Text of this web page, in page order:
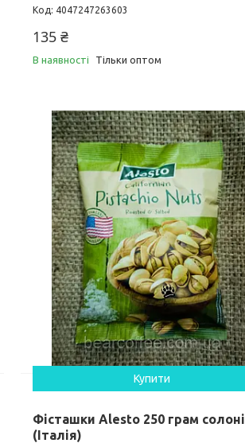
4047247263603
135 ₴
В наявності Тільки оптом
Купити
Фісташки Alesto 250 грам солоні
(Італія)